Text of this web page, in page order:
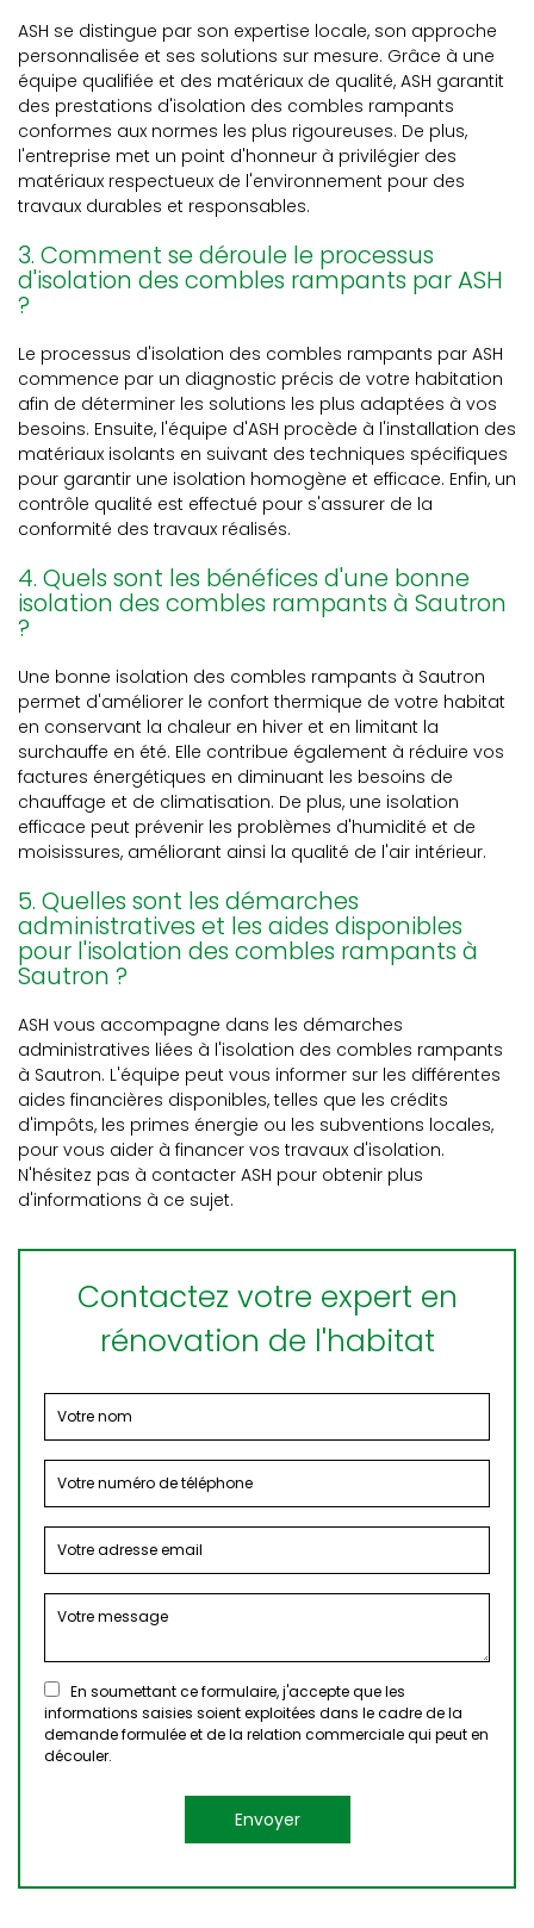
ASH se distingue par son expertise locale, son approche
personnalisée et ses solutions sur mesure. Grâce à une
équipe qualifiée et des matériaux de qualité, ASH garantit
des prestations d'isolation des combles rampants
conformes aux normes les plus rigoureuses. De plus,
l'entreprise met un point d'honneur à privilégier des
matériaux respectueux de l'environnement pour des
travaux durables et responsables.
3. Comment se déroule le processus
d'isolation des combles rampants par ASH
?
Le processus d'isolation des combles rampants par ASH
commence par un diagnostic précis de votre habitation
afin de déterminer les solutions les plus adaptées à vos
besoins. Ensuite, l'équipe d'ASH procède à l'installation des
matériaux isolants en suivant des techniques spécifiques
pour garantir une isolation homogène et efficace. Enfin, un
contrôle qualité est effectué pour s'assurer de la
conformité des travaux réalisés.
4. Quels sont les bénéfices d'une bonne
isolation des combles rampants à Sautron
?
Une bonne isolation des combles rampants à Sautron
permet d'améliorer le confort thermique de votre habitat
en conservant la chaleur en hiver et en limitant la
surchauffe en été. Elle contribue également à réduire vos
factures énergétiques en diminuant les besoins de
chauffage et de climatisation. De plus, une isolation
efficace peut prévenir les problèmes d'humidité et de
moisissures, améliorant ainsi la qualité de l'air intérieur.
5. Quelles sont les démarches
administratives et les aides disponibles
pour l'isolation des combles rampants à
Sautron ?
ASH vous accompagne dans les démarches
administratives liées à l'isolation des combles rampants
à Sautron. L'équipe peut vous informer sur les différentes
aides financières disponibles, telles que les crédits
d'impôts, les primes énergie ou les subventions locales,
pour vous aider à financer vos travaux d'isolation.
N'hésitez pas à contacter ASH pour obtenir plus
d'informations à ce sujet.
Contactez votre expert en
rénovation de l'habitat
En soumettant ce formulaire, j'accepte que les
informations saisies soient exploitées dans le cadre de la
demande formulée et de la relation commerciale qui peut en
découler.